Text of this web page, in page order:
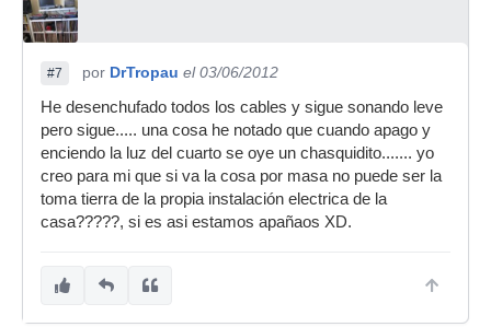
#7 por DrTropau el 03/06/2012
He desenchufado todos los cables y sigue sonando leve
pero sigue..... una cosa he notado que cuando apago y
enciendo la luz del cuarto se oye un chasquidito....... yo
creo para mi que si va la cosa por masa no puede ser la
toma tierra de la propia instalación electrica de la
casa?????, si es asi estamos apañaos XD.